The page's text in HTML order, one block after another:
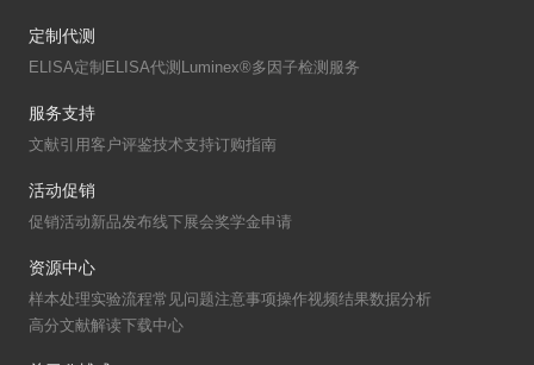
定制代测
ELISA定制 ELISA代测 Luminex®多因子检测服务
服务支持
文献引用客户评鉴技术支持订购指南
活动促销
促销活动新品发布线下展会奖学金申请
资源中心
样本处理实验流程常见问题注意事项操作视频结果数据分析
高分文献解读下载中心